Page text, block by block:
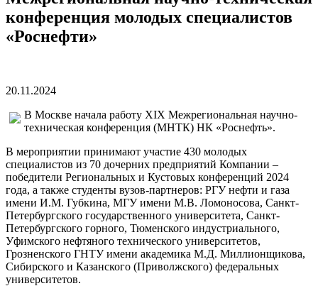
конференция молодых специалистов
«Роснефти»
20.11.2024
В Москве начала работу XIX Межрегиональная научно-
техническая конференция (МНТК) НК «Роснефть».
В мероприятии принимают участие 430 молодых
специалистов из 70 дочерних предприятий Компании –
победители Региональных и Кустовых конференций 2024
года, а также студенты вузов-партнеров: РГУ нефти и газа
имени И.М. Губкина, МГУ имени М.В. Ломоносова, Санкт-
Петербургского государственного университета, Санкт-
Петербургского горного, Тюменского индустриального,
Уфимского нефтяного технического университетов,
Грозненского ГНТУ имени академика М.Д. Миллионщикова,
Сибирского и Казанского (Приволжского) федеральных
университетов.